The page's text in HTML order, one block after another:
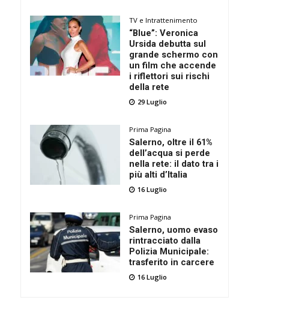
TV e Intrattenimento
“Blue”: Veronica
Ursida debutta sul
grande schermo con
un film che accende
i riflettori sui rischi
della rete
29 Luglio
Prima Pagina
Salerno, oltre il 61%
dell’acqua si perde
nella rete: il dato tra i
più alti d’Italia
16 Luglio
Prima Pagina
Salerno, uomo evaso
rintracciato dalla
Polizia Municipale:
trasferito in carcere
16 Luglio